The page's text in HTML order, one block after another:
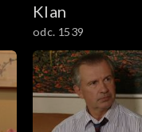
Klan
odc. 1539